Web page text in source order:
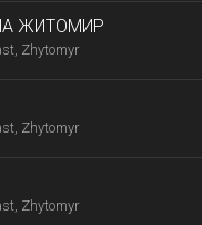
ЖИТОМИР
Zhytomyr
Zhytomyr
Zhytomyr